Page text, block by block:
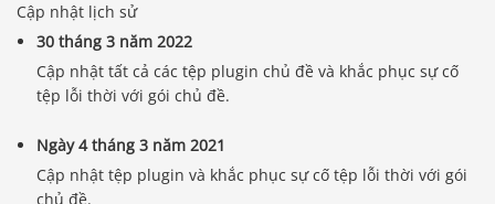
Cập nhật lịch sử
30 tháng 3 năm 2022
Cập nhật tất cả các tệp plugin chủ đề và khắc phục sự cố
tệp lỗi thời với gói chủ đề.
Ngày 4 tháng 3 năm 2021
Cập nhật tệp plugin và khắc phục sự cố tệp lỗi thời với gói
chủ đề.